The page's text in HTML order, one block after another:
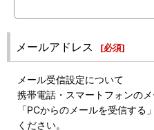
メールアドレス [必須]
メール受信設定について
携帯電話・スマートフォンの
「PCからのメールを受信す
ください。